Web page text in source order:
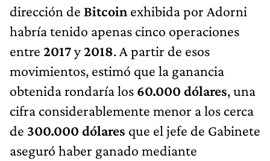
dirección de Bitcoin exhibida por Adorni
habría tenido apenas cinco operaciones
entre 2017y2018. A partir de esos
movimientos, estimó que la ganancia
obtenida rondaría los 60.000 dólares, una
cifra considerablemente menor a los cerca
de 300.000 dólares que el jefe de Gabinete
aseguró haber ganado mediante